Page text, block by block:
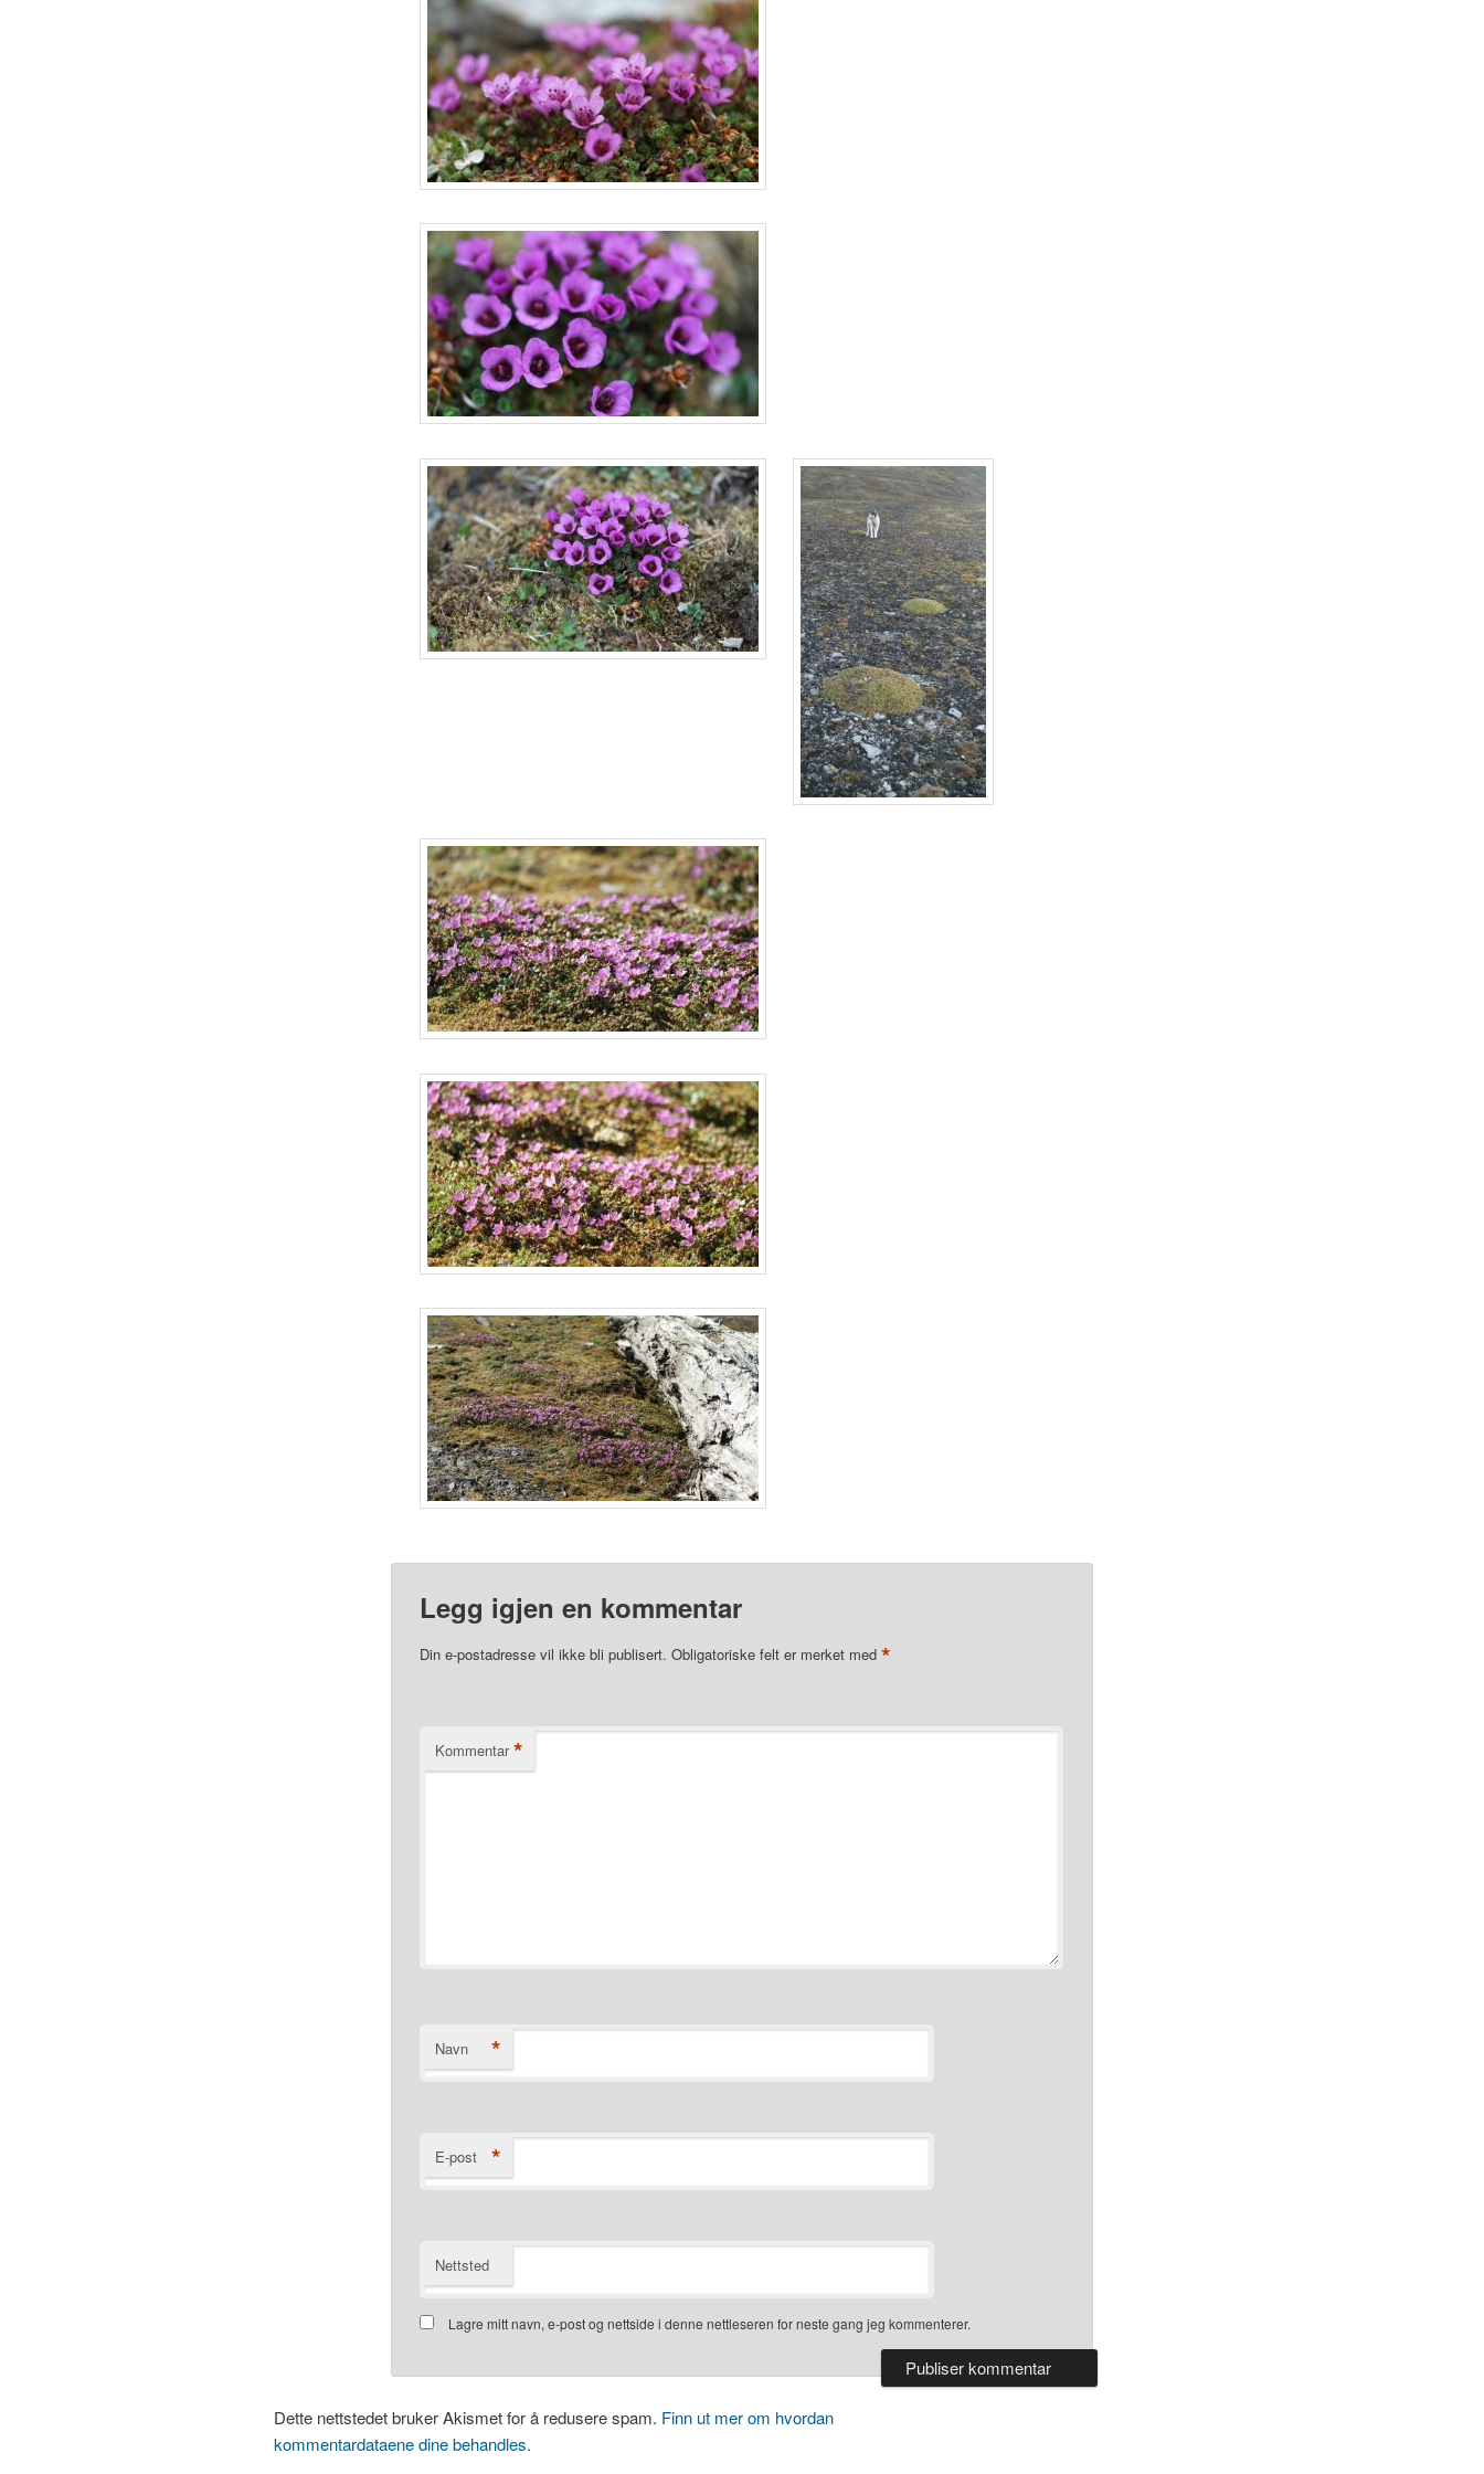
Legg igjen en kommentar
Din e-postadresse vil ikke bli publisert. Obligatoriske felt er merket med *
Kommentar *
Navn *
E-post *
Nettsted
Lagre mitt navn, e-post og nettside i denne nettleseren for neste gang jeg kommenterer.
Dette nettstedet bruker Akismet for å redusere spam. Finn ut mer om hvordan
kommentardataene dine behandles.